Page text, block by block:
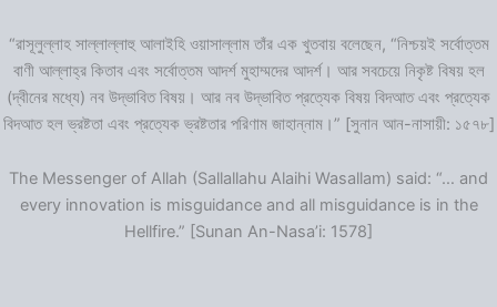
“রাসূলুল্লাহ সাল্লাল্লাহু আলাইহি ওয়াসাল্লাম তাঁর এক খুতবায় বলেছেন, “নিশ্চয়ই সর্বোত্তম
বাণী আল্লাহ্‌র কিতাব এবং সর্বোত্তম আদর্শ মুহাম্মদের আদর্শ। আর সবচেয়ে নিকৃষ্ট বিষয় হল
(দ্বীনের মধ্যে) নব উদ্ভাবিত বিষয়। আর নব উদ্ভাবিত প্রত্যেক বিষয় বিদআত এবং প্রত্যেক
বিদআত হল ভ্রষ্টতা এবং প্রত্যেক ভ্রষ্টতার পরিণাম জাহান্নাম।” [সুনান আন-নাসায়ী: ১৫৭৮]
The Messenger of Allah (Sallallahu Alaihi Wasallam) said: “… and
every innovation is misguidance and all misguidance is in the
Hellfire.” [Sunan An-Nasa’i: 1578]